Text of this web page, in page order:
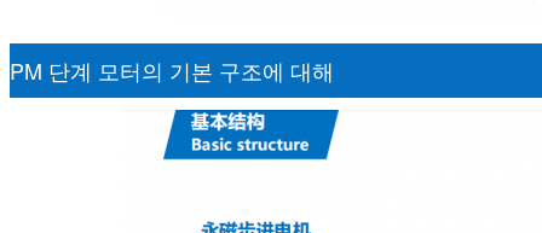
PM 단계 모터의 기본 구조에 대해